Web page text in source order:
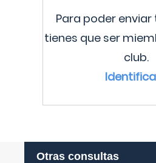
Para poder
tienes que ser
club.
Otras consultas